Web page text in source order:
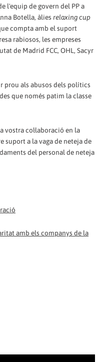
l'equip de govern del PP a
Botella, àlies relaxing cup
compta amb el suport
rabiosos, les empreses
de Madrid FCC, OHL, Sacyr
prou als abusos dels polítics
que només patim la classe
vostra col·laboració en la
suport a la vaga de neteja de
del personal de neteja